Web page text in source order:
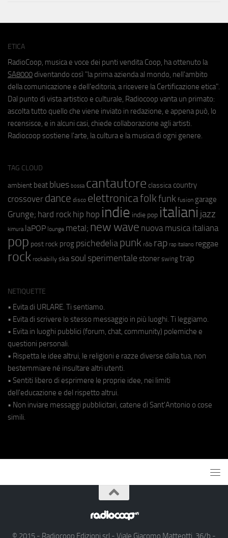
ETICA
RadioCoop, musica e voce dei punti vendita Coop, ha ottenuto la
SA8000 diventando così "la prima azienda al mondo, nell'ambito
della comunicazione e dell'editoria, a ricevere la Certificazione etica".
Dal punto di vista artistico e culturale, Radiocoop vanta un primato:
ascolta tutto quello che viene inviato in redazione, e appena può, lo
recensisce, e in alcuni casi, chiede collaborazione agli artisti.
Radiocoop sostiene l'arte, la cultura e la musica di ogni genere.
TAG CLOUD
ambient beat blues bossa cantautore classica country
crossover dance disco elettronicafolkfunk fusion garage
Grunge; hard rock hip hop indie indie pop italiani jazz
kimura laPOP lounge metal; new wave nuova musica italiana
pop post rock prog psichedeliapunk r&b rap rap italiano reggae
rock rockabilly ska soul sperimentale stoner swing trap
NETIQUETTE
• Evita di URLARE. Ti sentiamo.
• Evita di scrivere lo stesso messaggio in più luoghi. Ti leggiamo.
• Evita in luoghi pubblici (forum, chat, community) polemiche e
questioni personali.
• Rispetta le idee altrui, le religioni e razze diverse dalla tua, non
bestemmiare né insultare altri utenti.
• Sentiti libero di esprimere le proprie idee, nei limiti
dell'educazione e del rispetto altrui.
• Non inviare messaggi pubblicitari, catene di Sant'Antonio o cose
simili.
© 2015 - Radiocoop Edizioni srl - Viale Giacomo Matteotti, 36/b -